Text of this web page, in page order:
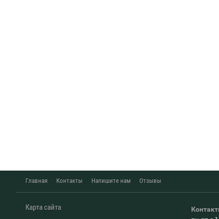
Главная Контакты Напишите нам Отзывы
Карта сайта